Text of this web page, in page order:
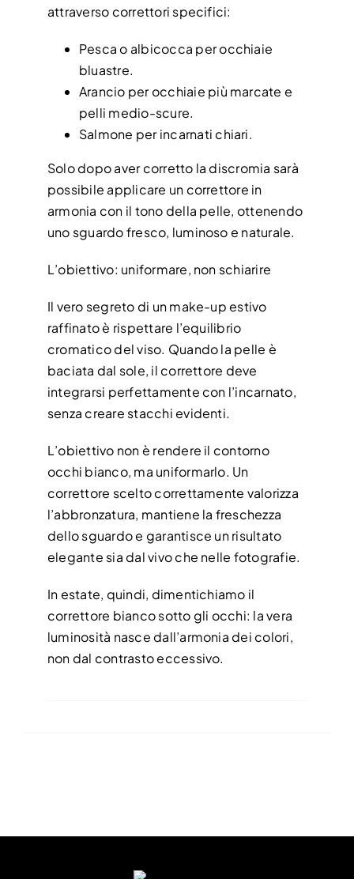
attraverso correttori specifici:
Pesca o albicocca per occhiaie
bluastre.
Arancio per occhiaie più marcate e
pelli medio-scure.
Salmone per incarnati chiari.
Solo dopo aver corretto la discromia sarà
possibile applicare un correttore in
armonia con il tono della pelle, ottenendo
uno sguardo fresco, luminoso e naturale.
L’obiettivo: uniformare, non schiarire
Il vero segreto di un make-up estivo
raffinato è rispettare l’equilibrio
cromatico del viso. Quando la pelle è
baciata dal sole, il correttore deve
integrarsi perfettamente con l’incarnato,
senza creare stacchi evidenti.
L’obiettivo non è rendere il contorno
occhi bianco, ma uniformarlo. Un
correttore scelto correttamente valorizza
l’abbronzatura, mantiene la freschezza
dello sguardo e garantisce un risultato
elegante sia dal vivo che nelle fotografie.
In estate, quindi, dimentichiamo il
correttore bianco sotto gli occhi: la vera
luminosità nasce dall’armonia dei colori,
non dal contrasto eccessivo.